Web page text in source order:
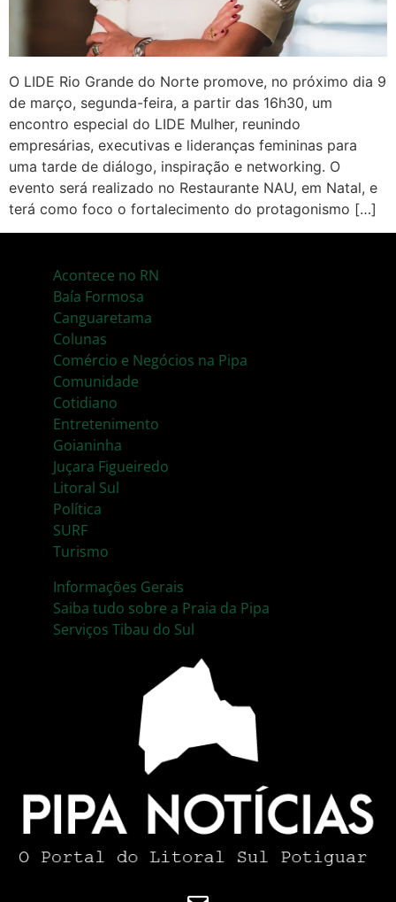
O LIDE Rio Grande do Norte promove, no próximo dia 9
de março, segunda-feira, a partir das 16h30, um
encontro especial do LIDE Mulher, reunindo
empresárias, executivas e lideranças femininas para
uma tarde de diálogo, inspiração e networking. O
evento será realizado no Restaurante NAU, em Natal, e
terá como foco o fortalecimento do protagonismo […]
Acontece no RN
Baía Formosa
Canguaretama
Colunas
Comércio e Negócios na Pipa
Comunidade
Cotidiano
Entretenimento
Goianinha
Juçara Figueiredo
Litoral Sul
Política
SURF
Turismo
Informações Gerais
Saiba tudo sobre a Praia da Pipa
Serviços Tibau do Sul